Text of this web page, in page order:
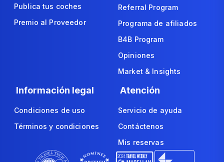
Publica tus coches
Premio al Proveedor
Referral Program
Programa de afiliados
B4B Program
Opiniones
Market & Insights
Información legal
Condiciones de uso
Términos y condiciones
Atención
Servicio de ayuda
Contáctenos
Mis reservas